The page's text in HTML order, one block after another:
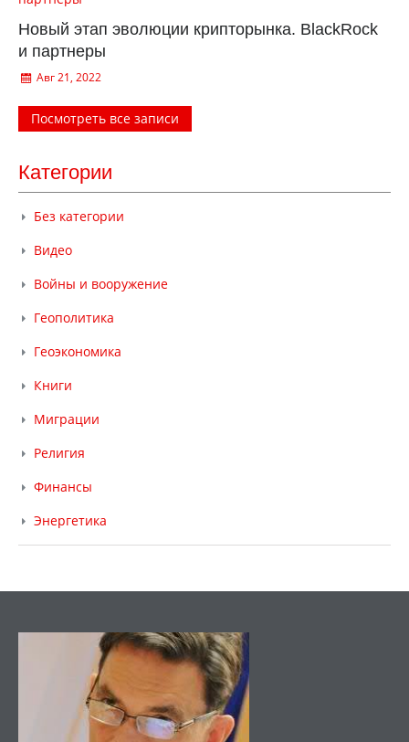
Новый этап эволюции крипторынка. BlackRock
и партнеры
Авг 21, 2022
Посмотреть все записи
Категории
Без категории
Видео
Войны и вооружение
Геополитика
Геоэкономика
Книги
Миграции
Религия
Финансы
Энергетика